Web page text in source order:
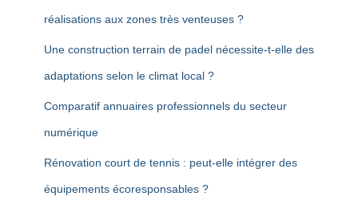
réalisations aux zones très venteuses ?
Une construction terrain de padel nécessite-t-elle des
adaptations selon le climat local ?
Comparatif annuaires professionnels du secteur
numérique
Rénovation court de tennis : peut-elle intégrer des
équipements écoresponsables ?